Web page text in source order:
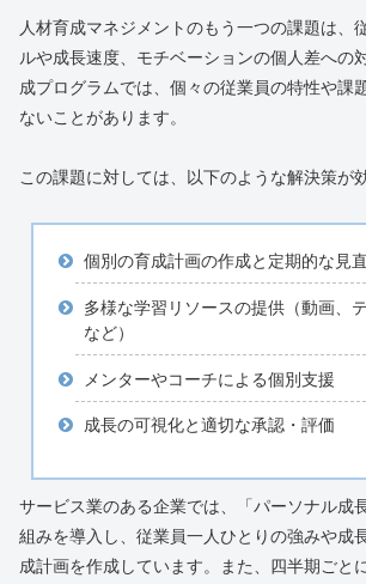
人材育成マネジメントのもう一つの課題は、
ルや成長速度、モチベーションの個人差への
成プログラムでは、個々の従業員の特性や課
ないことがあります。
この課題に対しては、以下のような解決策が
個別の育成計画の作成と定期的な見
多様な学習リソースの提供（動画、
など）
メンターやコーチによる個別支援
成長の可視化と適切な承認・評価
サービス業のある企業では、「パーソナル成
組みを導入し、従業員一人ひとりの強みや成
成計画を作成しています。また、四半期ごと